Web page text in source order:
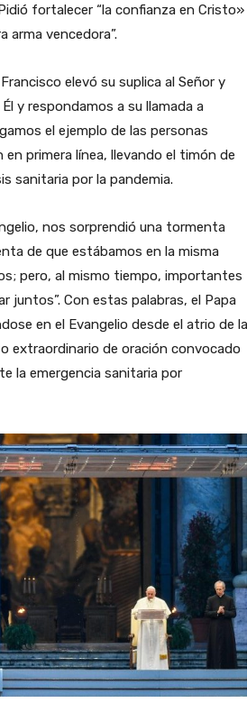
fortalecer “la confianza en Cristo»
arma vencedora”.
elevó su suplica al Señor y
y respondamos a su llamada a
el ejemplo de las personas
primera línea, llevando el timón de
sanitaria por la pandemia.
nos sorprendió una tormenta
de que estábamos en la misma
pero, al mismo tiempo, importantes
juntos”. Con estas palabras, el Papa
en el Evangelio desde el atrio de la
extraordinario de oración convocado
la emergencia sanitaria por